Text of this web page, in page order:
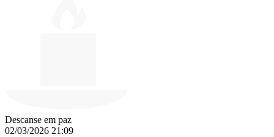
Descanse em paz
02/03/2026 21:09